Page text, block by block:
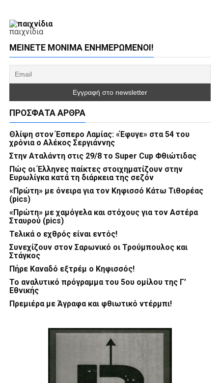
παιχνίδια
ΜΕΊΝΕΤΕ ΜΌΝΙΜΑ ΕΝΗΜΕΡΏΜΕΝΟΙ!
ΠΡΌΣΦΑΤΑ ΆΡΘΡΑ
Θλίψη στον Έσπερο Λαμίας: «Έφυγε» στα 54 του
χρόνια ο Αλέκος Σεργιάννης
Στην Αταλάντη στις 29/8 το Super Cup Φθιώτιδας
Πώς οι Έλληνες παίκτες στοιχηματίζουν στην
Ευρωλίγκα κατά τη διάρκεια της σεζόν
«Πρώτη» με όνειρα για τον Κηφισσό Κάτω Τιθορέας
(pics)
«Πρώτη» με χαμόγελα και στόχους για τον Αστέρα
Σταυρού (pics)
Τελικά ο εχθρός είναι εντός!
Συνεχίζουν στον Σαρωνικό οι Τρούμπουλος και
Στάγκος
Πήρε Καναδό εξτρέμ ο Κηφισσός!
Το αναλυτικό πρόγραμμα του 5ου ομίλου της Γ’
Εθνικής
Πρεμιέρα με Άγραφα και φθιωτικό ντέρμπι!